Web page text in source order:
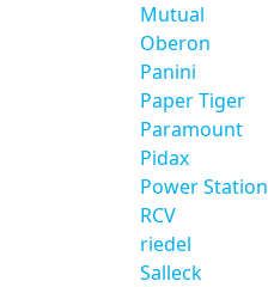
Mutual
Oberon
Panini
Paper Tiger
Paramount
Pidax
Power Station
RCV
riedel
Salleck